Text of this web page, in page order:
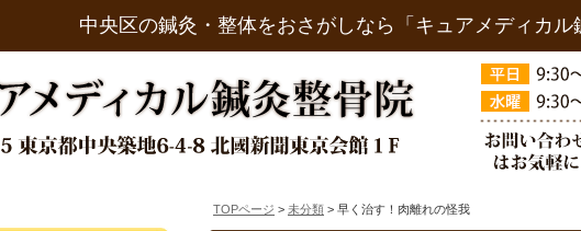
中央区の鍼灸・整体をおさがしなら「キュアメディカル
TOPページ > 未分類 > 早く治す！肉離れの怪我